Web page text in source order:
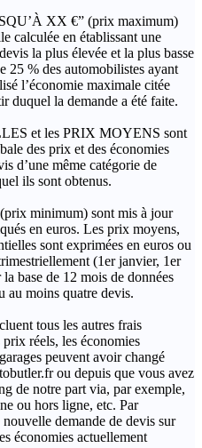
XX €” (prix maximum)
calculée en établissant une
la plus élevée et la plus basse
25 % des automobilistes ayant
l’économie maximale citée
duquel la demande a été faite.
et les PRIX MOYENS sont
des prix et des économies
d’une même catégorie de
ils sont obtenus.
minimum) sont mis à jour
en euros. Les prix moyens,
sont exprimées en euros ou
(1er janvier, 1er
base de 12 mois de données
au moins quatre devis.
tous les autres frais
réels, les économies
peuvent avoir changé
ou depuis que vous avez
de notre part via, par exemple,
ou hors ligne, etc. Par
demande de devis sur
économies actuellement